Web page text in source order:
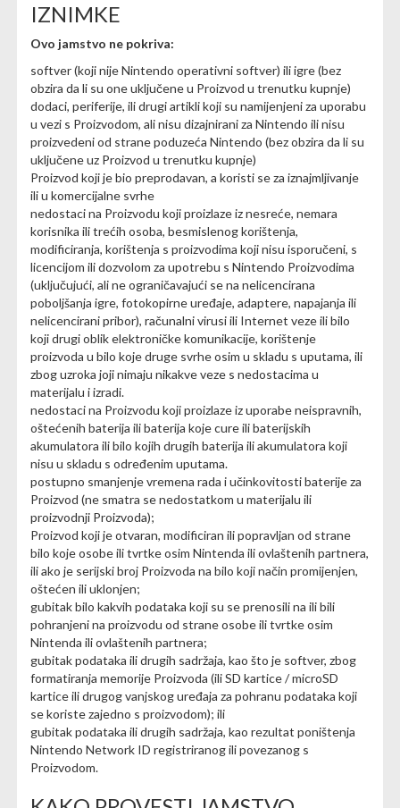
IZNIMKE
Ovo jamstvo ne pokriva:
softver (koji nije Nintendo operativni softver) ili igre (bez
obzira da li su one uključene u Proizvod u trenutku kupnje)
dodaci, periferije, ili drugi artikli koji su namijenjeni za uporabu
u vezi s Proizvodom, ali nisu dizajnirani za Nintendo ili nisu
proizvedeni od strane poduzeća Nintendo (bez obzira da li su
uključene uz Proizvod u trenutku kupnje)
Proizvod koji je bio preprodavan, a koristi se za iznajmljivanje
ili u komercijalne svrhe
nedostaci na Proizvodu koji proizlaze iz nesreće, nemara
korisnika ili trećih osoba, besmislenog korištenja,
modificiranja, korištenja s proizvodima koji nisu isporučeni, s
licencijom ili dozvolom za upotrebu s Nintendo Proizvodima
(uključujući, ali ne ograničavajući se na nelicencirana
poboljšanja igre, fotokopirne uređaje, adaptere, napajanja ili
nelicencirani pribor), računalni virusi ili Internet veze ili bilo
koji drugi oblik elektroničke komunikacije, korištenje
proizvoda u bilo koje druge svrhe osim u skladu s uputama, ili
zbog uzroka joji nimaju nikakve veze s nedostacima u
materijalu i izradi.
nedostaci na Proizvodu koji proizlaze iz uporabe neispravnih,
oštećenih baterija ili baterija koje cure ili baterijskih
akumulatora ili bilo kojih drugih baterija ili akumulatora koji
nisu u skladu s određenim uputama.
postupno smanjenje vremena rada i učinkovitosti baterije za
Proizvod (ne smatra se nedostatkom u materijalu ili
proizvodnji Proizvoda);
Proizvod koji je otvaran, modificiran ili popravljan od strane
bilo koje osobe ili tvrtke osim Nintenda ili ovlaštenih partnera,
ili ako je serijski broj Proizvoda na bilo koji način promijenjen,
oštećen ili uklonjen;
gubitak bilo kakvih podataka koji su se prenosili na ili bili
pohranjeni na proizvodu od strane osobe ili tvrtke osim
Nintenda ili ovlaštenih partnera;
gubitak podataka ili drugih sadržaja, kao što je softver, zbog
formatiranja memorije Proizvoda (ili SD kartice / microSD
kartice ili drugog vanjskog uređaja za pohranu podataka koji
se koriste zajedno s proizvodom); ili
gubitak podataka ili drugih sadržaja, kao rezultat poništenja
Nintendo Network ID registriranog ili povezanog s
Proizvodom.